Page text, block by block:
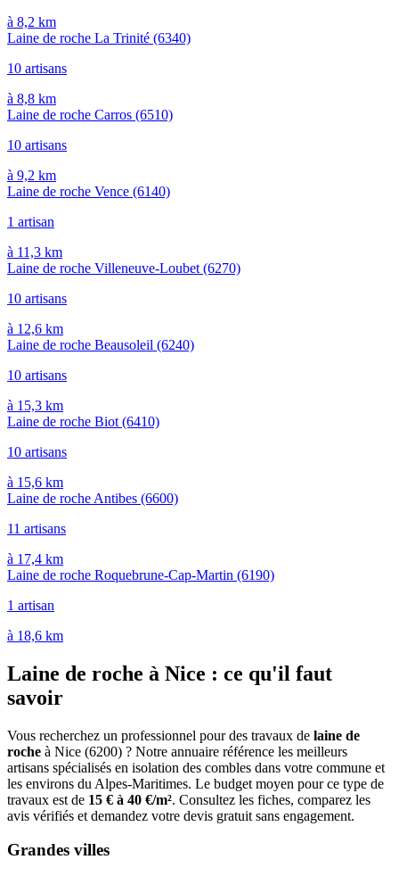
à 8,2 km
Laine de roche La Trinité (6340)
10 artisans
à 8,8 km
Laine de roche Carros (6510)
10 artisans
à 9,2 km
Laine de roche Vence (6140)
1 artisan
à 11,3 km
Laine de roche Villeneuve-Loubet (6270)
10 artisans
à 12,6 km
Laine de roche Beausoleil (6240)
10 artisans
à 15,3 km
Laine de roche Biot (6410)
10 artisans
à 15,6 km
Laine de roche Antibes (6600)
11 artisans
à 17,4 km
Laine de roche Roquebrune-Cap-Martin (6190)
1 artisan
à 18,6 km
Laine de roche à Nice : ce qu'il faut
savoir
Vous recherchez un professionnel pour des travaux de laine de
roche à Nice (6200) ? Notre annuaire référence les meilleurs
artisans spécialisés en isolation des combles dans votre commune et
les environs du Alpes-Maritimes. Le budget moyen pour ce type de
travaux est de 15 € à 40 €/m². Consultez les fiches, comparez les
avis vérifiés et demandez votre devis gratuit sans engagement.
Grandes villes